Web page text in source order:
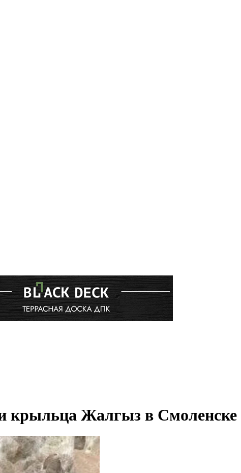
крыльца Жалгыз в Смоленске